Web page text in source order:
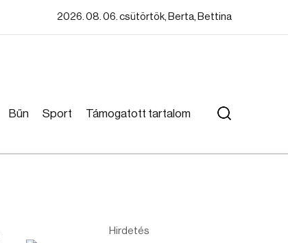
2026. 08. 06. csütörtök, Berta, Bettina
Bűn Sport Támogatott tartalom
Hirdetés